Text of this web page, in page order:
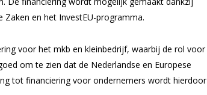
en het InvestEU-programma.
voor het mkb en kleinbedrijf, waarbij de rol voor
om te zien dat de Nederlandse en Europese
tot financiering voor ondernemers wordt hierdoor